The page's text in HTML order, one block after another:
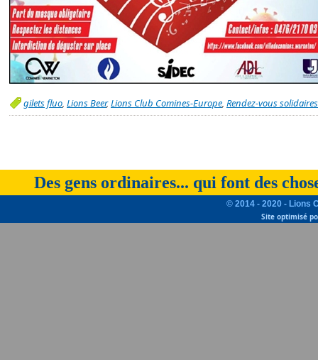
gilets fluo, Lions Beer,Lions Club Comines-Europe, Rendez-vous solidaires
Des gens ordinaires... qui font des
© 2014 - 2020 - Lions
Site optimisé